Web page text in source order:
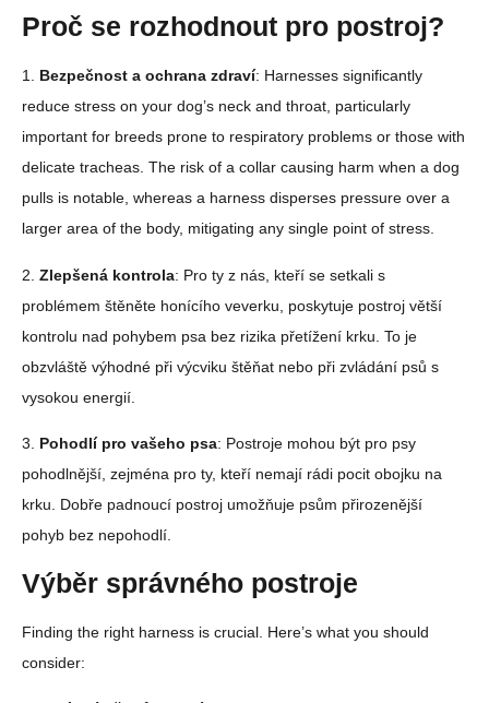
Proč se rozhodnout pro postroj?
1. Bezpečnost a ochrana zdraví: Harnesses significantly
reduce stress on your dog’s neck and throat, particularly
important for breeds prone to respiratory problems or those with
delicate tracheas. The risk of a collar causing harm when a dog
pulls is notable, whereas a harness disperses pressure over a
larger area of the body, mitigating any single point of stress.
2. Zlepšená kontrola: Pro ty z nás, kteří se setkali s
problémem štěněte honícího veverku, poskytuje postroj větší
kontrolu nad pohybem psa bez rizika přetížení krku. To je
obzvláště výhodné při výcviku štěňat nebo při zvládání psů s
vysokou energií.
3. Pohodlí pro vašeho psa: Postroje mohou být pro psy
pohodlnější, zejména pro ty, kteří nemají rádi pocit obojku na
krku. Dobře padnoucí postroj umožňuje psům přirozenější
pohyb bez nepohodlí.
Výběr správného postroje
Finding the right harness is crucial. Here’s what you should
consider: